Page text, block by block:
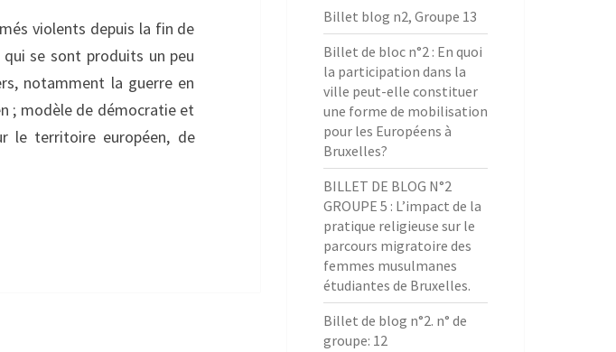
violents depuis la fin de
qui se sont produits un peu
notamment la guerre en
; modèle de démocratie et
le territoire européen, de
Billet blog n2, Groupe 13
Billet de bloc n°2 : En quoi
la participation dans la
ville peut-elle constituer
une forme de mobilisation
pour les Européens à
Bruxelles?
BILLET DE BLOG N°2
GROUPE 5 : L’impact de la
pratique religieuse sur le
parcours migratoire des
femmes musulmanes
étudiantes de Bruxelles.
Billet de blog n°2. n° de
groupe: 12